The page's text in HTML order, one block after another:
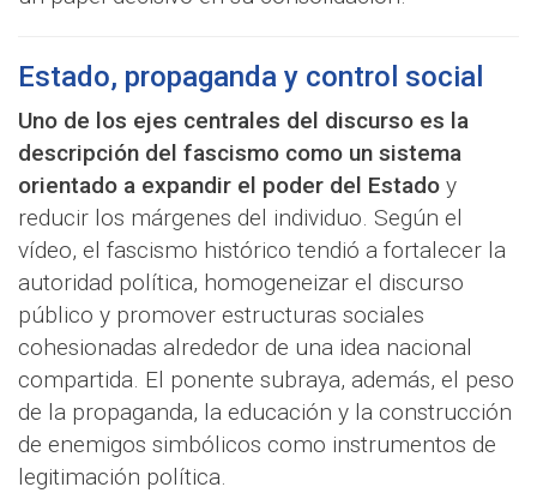
Estado, propaganda y control social
Uno de los ejes centrales del discurso es la
descripción del fascismo como un sistema
orientado a expandir el poder del Estado y
reducir los márgenes del individuo. Según el
vídeo, el fascismo histórico tendió a fortalecer la
autoridad política, homogeneizar el discurso
público y promover estructuras sociales
cohesionadas alrededor de una idea nacional
compartida. El ponente subraya, además, el peso
de la propaganda, la educación y la construcción
de enemigos simbólicos como instrumentos de
legitimación política.